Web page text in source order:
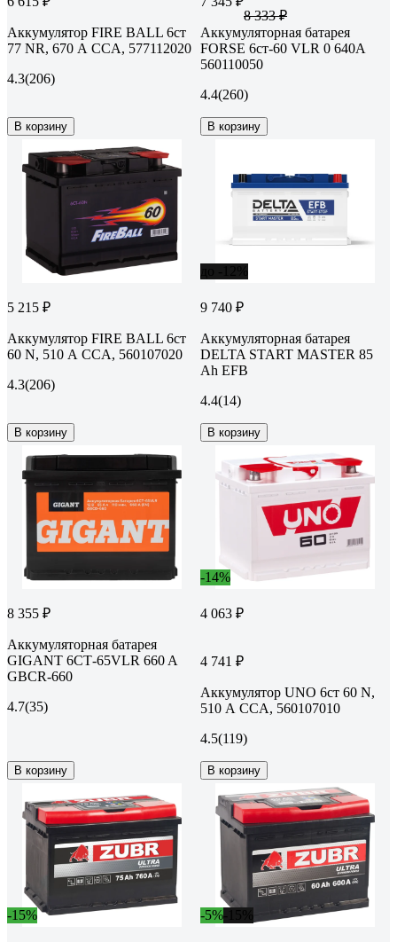
Аккумулятор FIRE BALL 6ст
77 NR, 670 А CCA, 577112020
4.3(206)
В корзину
8 333 ₽
Аккумуляторная батарея
FORSE 6ст-60 VLR 0 640A
560110050
4.4(260)
В корзину
5 215 ₽
Аккумулятор FIRE BALL 6ст
60 N, 510 А CCA, 560107020
4.3(206)
В корзину
9 740 ₽
Аккумуляторная батарея
DELTA START MASTER 85
Ah EFB
4.4(14)
В корзину
8 355 ₽
Аккумуляторная батарея
GIGANT 6СТ-65VLR 660 A
GBCR-660
4.7(35)
В корзину
-14%
4 063 ₽
4 741 ₽
Аккумулятор UNO 6ст 60 N,
510 А CCA, 560107010
4.5(119)
В корзину
-15% -5%